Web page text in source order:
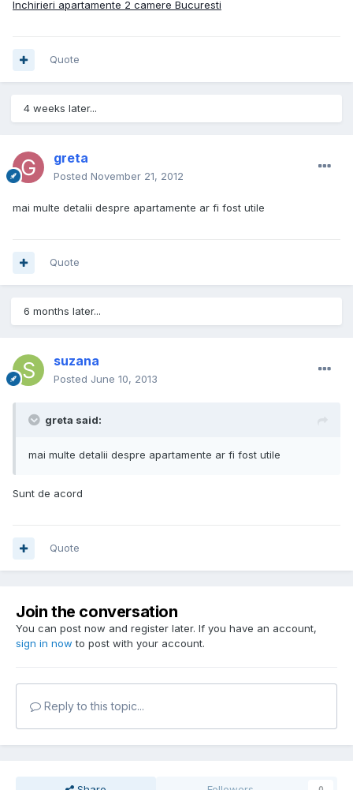
Inchirieri apartamente 2 camere Bucuresti
Quote
4 weeks later...
greta
Posted November 21, 2012
mai multe detalii despre apartamente ar fi fost utile
Quote
6 months later...
suzana
Posted June 10, 2013
greta said:
mai multe detalii despre apartamente ar fi fost utile
Sunt de acord
Quote
Join the conversation
You can post now and register later. If you have an account,
sign in now to post with your account.
Reply to this topic...